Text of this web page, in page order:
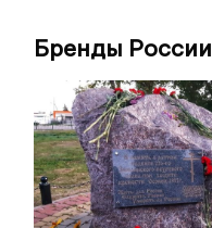
Бренды России